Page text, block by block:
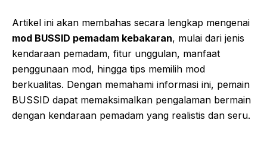
Artikel ini akan membahas secara lengkap mengenai
mod BUSSID pemadam kebakaran, mulai dari jenis
kendaraan pemadam, fitur unggulan, manfaat
penggunaan mod, hingga tips memilih mod
berkualitas. Dengan memahami informasi ini, pemain
BUSSID dapat memaksimalkan pengalaman bermain
dengan kendaraan pemadam yang realistis dan seru.